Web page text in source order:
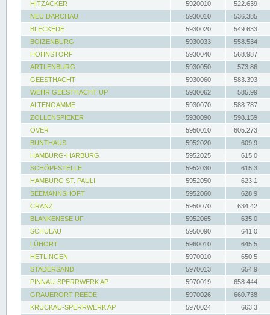
HITZACKER
5920010
522.639
NEU DARCHAU
5930010
536.385
BLECKEDE
5930020
549.633
BOIZENBURG
5930033
558.534
HOHNSTORF
5930040
568.987
ARTLENBURG
5930050
573.86
GEESTHACHT
5930060
583.393
WEHR GEESTHACHT UP
5930062
585.99
ALTENGAMME
5930070
588.787
ZOLLENSPIEKER
5930090
598.159
OVER
5950010
605.273
BUNTHAUS
5952020
609.9
HAMBURG-HARBURG
5952025
615.0
SCHÖPFSTELLE
5952030
615.3
HAMBURG ST. PAULI
5952050
623.1
SEEMANNSHÖFT
5952060
628.9
CRANZ
5950070
634.42
BLANKENESE UF
5952065
635.0
SCHULAU
5950090
641.0
LÜHORT
5960010
645.5
HETLINGEN
5970010
650.5
STADERSAND
5970013
654.9
PINNAU-SPERRWERK AP
5970019
658.444
GRAUERORT REEDE
5970026
660.738
KRÜCKAU-SPERRWERK AP
5970024
663.3